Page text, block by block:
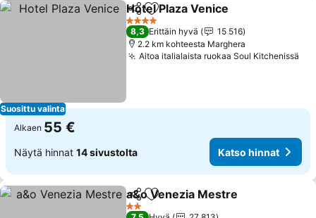
Suosittu valinta
Jaa Lisää suosikkeihin
Hotel Plaza Venice
4 Tähtiluokitus
8,3 Erittäin hyvä
15 516
2.2 km kohteesta Marghera
Aitoa italialaista ruokaa Soul Kitchenissä
Alkaen 55 €
Näytä hinnat 14 sivustolta Katso hinnat
Jaa Lisää suosikkeihin
a&o Venezia Mestre
2 Tähtiluokitus